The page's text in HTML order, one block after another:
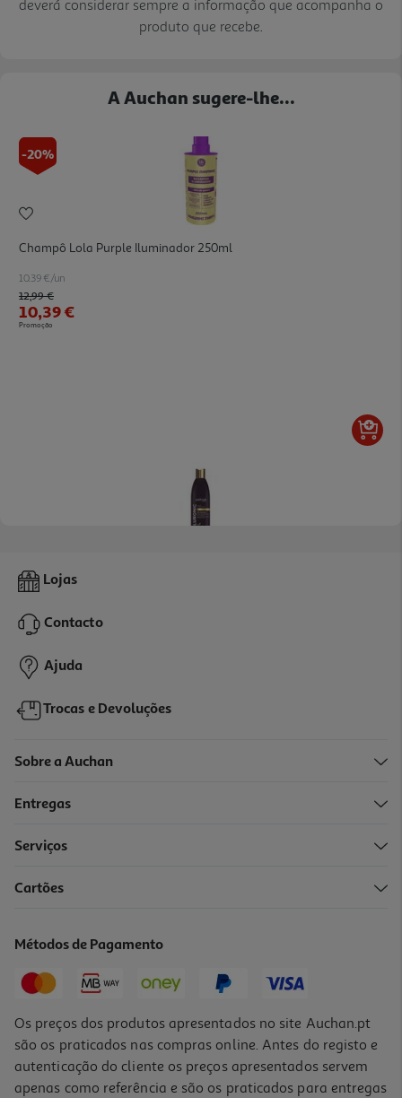
deverá considerar sempre a informação que acompanha o
produto que recebe.
A Auchan sugere-lhe...
-20%
Champô Lola Purple Iluminador 250ml
10.39 €/un
Price reduced from
12,99 €to
10,39 €
Promoção
Champô Kativa Hyaluronic Q10 355ml
11,99 €
Lojas
Contacto
Ajuda
Trocas e Devoluções
Sobre a Auchan
Entregas
Serviços
Cartões
Métodos de Pagamento
Os preços dos produtos apresentados no site Auchan.pt
são os praticados nas compras online. Antes do registo e
autenticação do cliente os preços apresentados servem
apenas como referência e são os praticados para entregas